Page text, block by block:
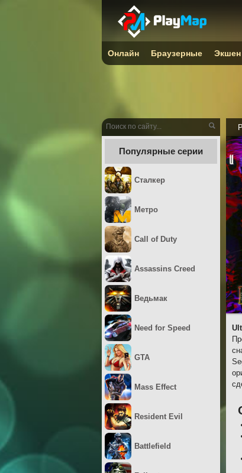
Популярные серии
Сталкер
Метро
Call of Duty
Assassins Creed
Ведьмак
Need for Speed
GTA
Mass Effect
Resident Evil
Battlefield
Онлайн Браузерные Экшен